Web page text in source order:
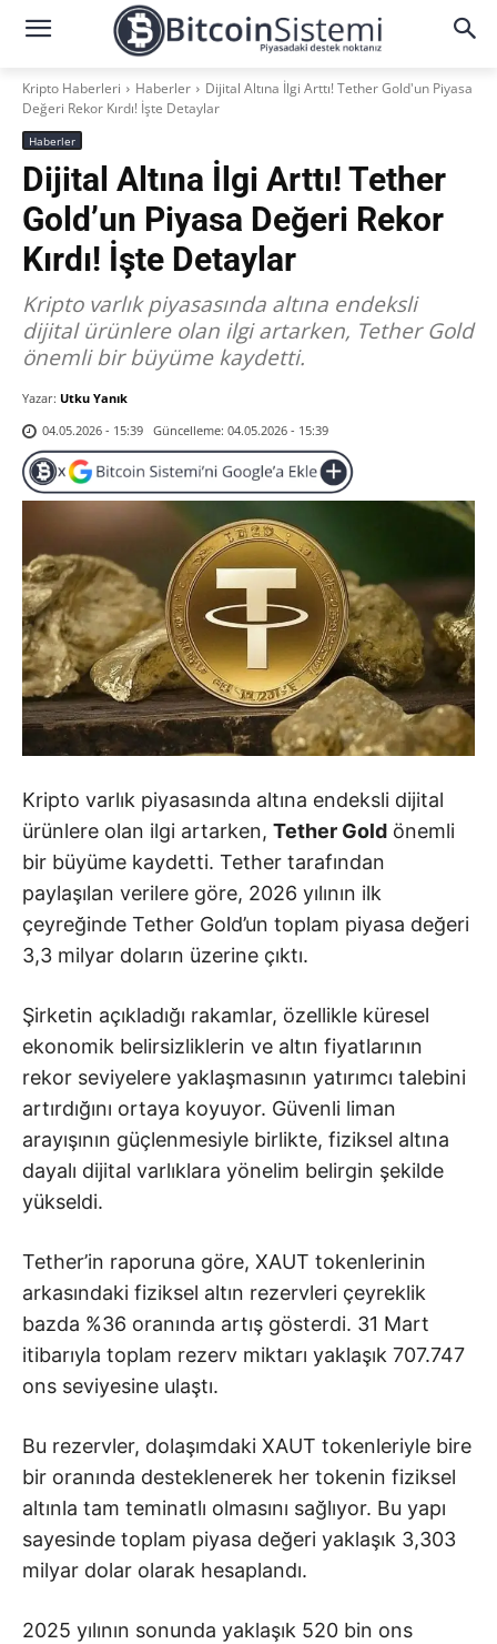
Kripto Haberleri Haberler
Dijital Altına İlgi Arttı! Tether Gold'un Piyasa
Değeri Rekor Kırdı! İşte Detaylar
Haberler
Dijital Altına İlgi Arttı! Tether
Gold’un Piyasa Değeri Rekor
Kırdı! İşte Detaylar
Kripto varlık piyasasında altına endeksli
dijital ürünlere olan ilgi artarken, Tether Gold
önemli bir büyüme kaydetti.
Yazar: Utku Yanık
04.05.2026 - 15:39 Güncelleme: 04.05.2026 - 15:39
Kripto varlık piyasasında altına endeksli dijital
ürünlere olan ilgi artarken, Tether Gold önemli
bir büyüme kaydetti. Tether tarafından
paylaşılan verilere göre, 2026 yılının ilk
çeyreğinde Tether Gold’un toplam piyasa değeri
3,3 milyar doların üzerine çıktı.
Şirketin açıkladığı rakamlar, özellikle küresel
ekonomik belirsizliklerin ve altın fiyatlarının
rekor seviyelere yaklaşmasının yatırımcı talebini
artırdığını ortaya koyuyor. Güvenli liman
arayışının güçlenmesiyle birlikte, fiziksel altına
dayalı dijital varlıklara yönelim belirgin şekilde
yükseldi.
Tether’in raporuna göre, XAUT tokenlerinin
arkasındaki fiziksel altın rezervleri çeyreklik
bazda %36 oranında artış gösterdi. 31 Mart
itibarıyla toplam rezerv miktarı yaklaşık 707.747
ons seviyesine ulaştı.
Bu rezervler, dolaşımdaki XAUT tokenleriyle bire
bir oranında desteklenerek her tokenin fiziksel
altınla tam teminatlı olmasını sağlıyor. Bu yapı
sayesinde toplam piyasa değeri yaklaşık 3,303
milyar dolar olarak hesaplandı.
2025 yılının sonunda yaklaşık 520 bin ons